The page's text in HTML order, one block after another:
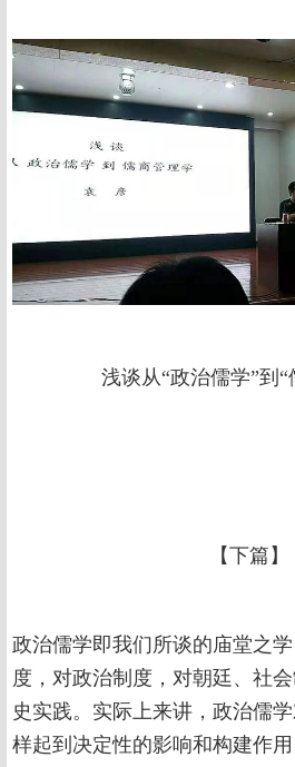
浅谈从“政治儒学”到“
【下篇】
政治儒学即我们所谈的庙堂之
度，对政治制度，对朝廷、社
史实践。实际上来讲，政治儒
样起到决定性的影响和构建作